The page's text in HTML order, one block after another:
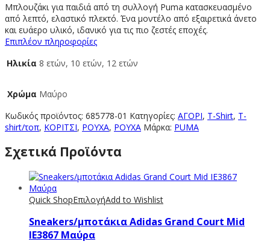
Μπλουζάκι για παιδιά από τη συλλογή Puma κατασκευασμένο
από λεπτό, ελαστικό πλεκτό. Ένα μοντέλο από εξαιρετικά άνετο
και ευάερο υλικό, ιδανικό για τις πιο ζεστές εποχές.
Επιπλέον πληροφορίες
Ηλικία 8 ετών, 10 ετών, 12 ετών
Χρώμα Μαύρο
Κωδικός προϊόντος: 685778-01 Κατηγορίες: ΑΓΟΡΙ, T-Shirt, T-
shirt/τοπ, ΚΟΡΙΤΣΙ, ΡΟΥΧΑ, ΡΟΥΧΑ Μάρκα: PUMA
Σχετικά Προϊόντα
Quick ShopΕπιλογήAdd to Wishlist
Sneakers/μποτάκια Αdidas Grand Court Mid
IE3867 Μαύρα